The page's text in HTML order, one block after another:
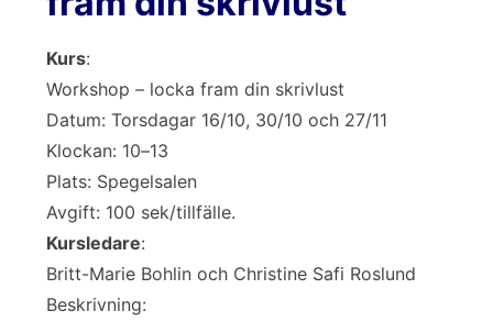
Kurs:
Workshop – locka fram din skrivlust
Datum: Torsdagar 16/10, 30/10 och 27/11
Klockan: 10–13
Plats: Spegelsalen
Avgift: 100 sek/tillfälle.
Kursledare:
Britt-Marie Bohlin och Christine Safi Roslund
Beskrivning: